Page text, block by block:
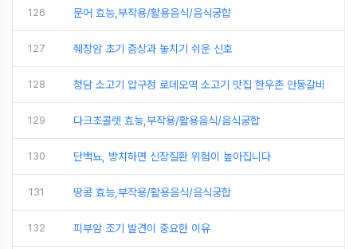
126 문어 효능,부작용/활용음식/음식궁합
127 췌장암 초기 증상과 놓치기 쉬운 신호
128 청담 소고기 압구정 로데오역 소고기 맛집 한우촌 안동갈비
129 다크초콜렛 효능,부작용/활용음식/음식궁합
130 단백뇨, 방치하면 신장질환 위험이 높아집니다
131 땅콩 효능,부작용/활용음식/음식궁합
132 피부암 조기 발견이 중요한 이유